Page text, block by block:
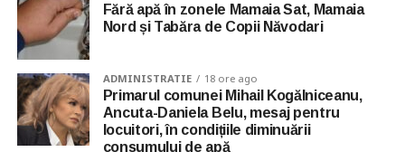
Fără apă în zonele Mamaia Sat, Mamaia
Nord și Tabăra de Copii Năvodari
ADMINISTRATIE 18 ore ago
Primarul comunei Mihail Kogălniceanu,
Ancuta-Daniela Belu, mesaj pentru
locuitori, în condițiile diminuării
consumului de apă